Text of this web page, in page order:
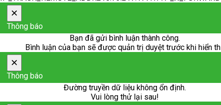
×
Thông báo
Bạn đã gửi bình luận thành công.
Bình luận của bạn sẽ được quản trị duyệt trước khi hiển
×
Thông báo
Đường truyền dữ liệu không ổn định.
Vui lòng thử lại sau!